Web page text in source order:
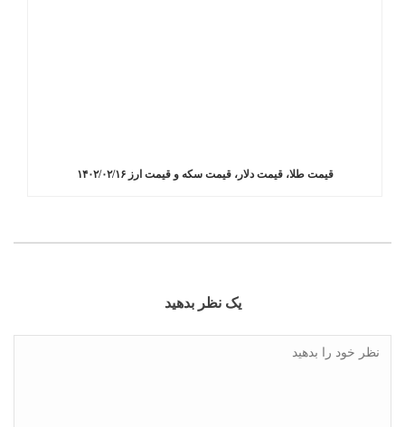
قیمت طلا، قیمت دلار، قیمت سکه و قیمت ارز ۱۴۰۲/۰۲/۱۶
یک نظر بدهید